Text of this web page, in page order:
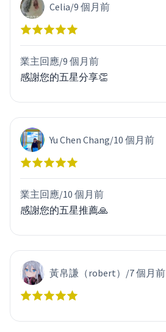
Celia/9 個月前
業主回應/9 個月前
感謝您的五星分享👏
Yu Chen Chang/10 個月前
業主回應/10 個月前
感謝您的五星推薦🙏
黃帛謙（robert） /7 個月前